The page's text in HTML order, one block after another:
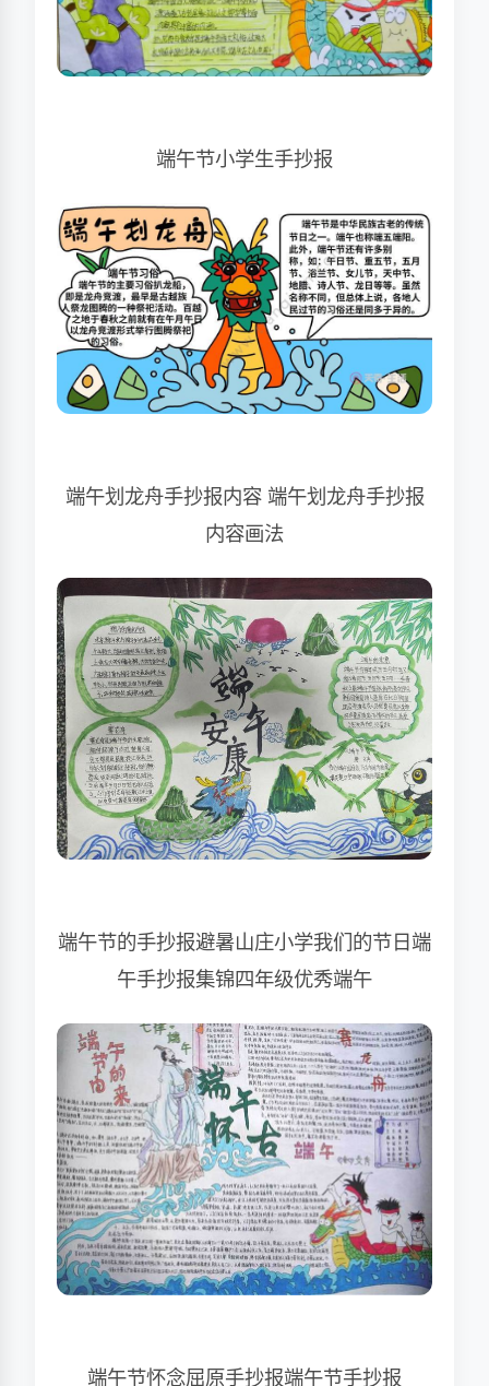
端午节小学生手抄报
端午划龙舟手抄报内容 端午划龙舟手抄报
内容画法
端午节的手抄报避暑山庄小学我们的节日端
午手抄报集锦四年级优秀端午
端午节怀念屈原手抄报端午节手抄报